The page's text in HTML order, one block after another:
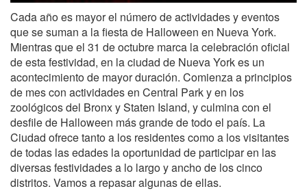
Cada año es mayor el número de actividades y eventos
que se suman a la fiesta de Halloween en Nueva York.
Mientras que el 31 de octubre marca la celebración oficial
de esta festividad, en la ciudad de Nueva York es un
acontecimiento de mayor duración. Comienza a principios
de mes con actividades en Central Park y en los
zoológicos del Bronx y Staten Island, y culmina con el
desfile de Halloween más grande de todo el país. La
Ciudad ofrece tanto a los residentes como a los visitantes
de todas las edades la oportunidad de participar en las
diversas festividades a lo largo y ancho de los cinco
distritos. Vamos a repasar algunas de ellas.